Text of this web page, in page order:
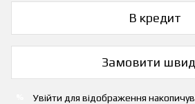
В кредит
Замовити
Увійти для відображення